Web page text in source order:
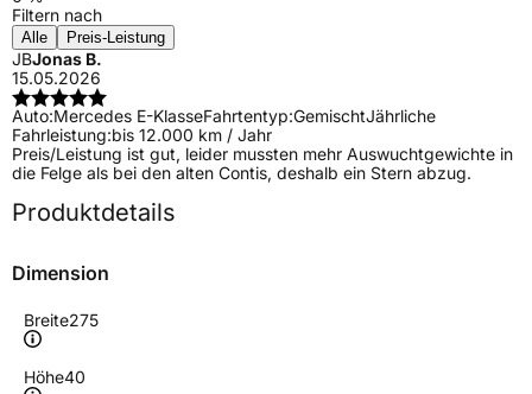
Filtern nach
Alle Preis-Leistung
JBJonas B.
15.05.2026
Auto:Mercedes E-KlasseFahrtentyp:GemischtJährliche
Fahrleistung:bis 12.000 km / Jahr
Preis/Leistung ist gut, leider mussten mehr Auswuchtgewichte in
die Felge als bei den alten Contis, deshalb ein Stern abzug.
Produktdetails
Dimension
Breite275
Höhe40